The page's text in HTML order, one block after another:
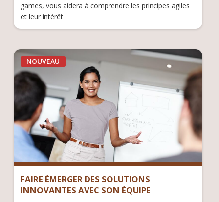
games, vous aidera à comprendre les principes agiles
et leur intérêt
NOUVEAU
FAIRE ÉMERGER DES SOLUTIONS
INNOVANTES AVEC SON ÉQUIPE